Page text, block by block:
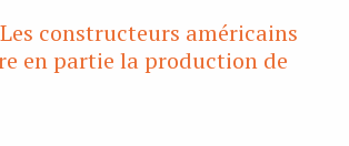
constructeurs américains
en partie la production de